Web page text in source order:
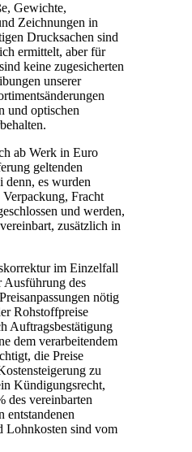
Gewichte,
Zeichnungen in
Drucksachen sind
ermittelt, aber für
keine zugesicherten
unserer
und optischen
ab Werk in Euro
geltenden
denn, es wurden
Fracht
und werden,
zusätzlich in
im Einzelfall
Ausführung des
nötig
Rohstoffpreise
Auftragsbestätigung
dem verarbeitendem
die Preise
zu
Kündigungsrecht,
des vereinbarten
entstandenen
Lohnkosten sind vom